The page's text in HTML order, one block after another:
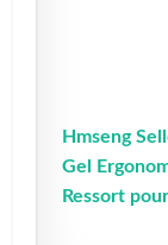
Hmseng
Gel
Ressort